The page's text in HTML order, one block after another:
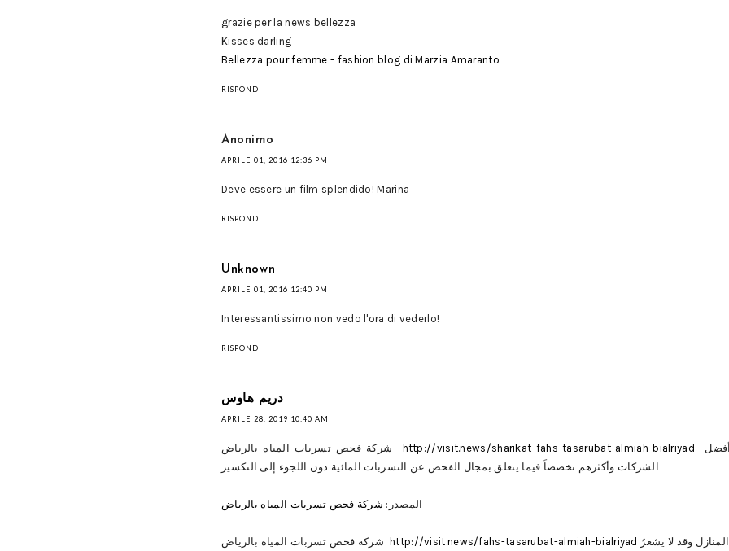
grazie per la news bellezza
Kisses darling
Bellezza pour femme - fashion blog di Marzia Amaranto
RISPONDI
Anonimo
APRILE 01, 2016 12:36 PM
Deve essere un film splendido! Marina
RISPONDI
Unknown
APRILE 01, 2016 12:40 PM
Interessantissimo non vedo l'ora di vederlo!
RISPONDI
دريم هاوس
APRILE 28, 2019 10:40 AM
http://visit.news/sharikat-fahs-tasarubat-almiah-bialriyad
الشركات وأكثرهم تخصصاً فيما يتعلق بمجال الفحص عن التسربات المائية دون اللجوء إلى التكسير
المصدر: شركة فحص تسربات المياه بالرياض
http://visit.news/fahs-tasarubat-almiah-bialriyad